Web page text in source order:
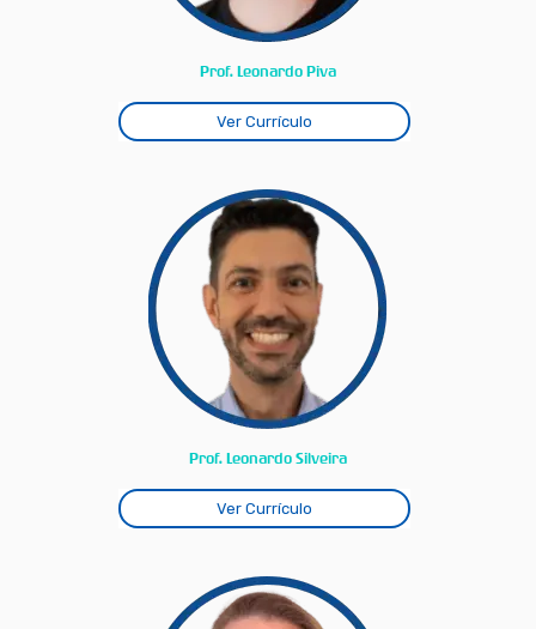
Prof. Leonardo Piva
Ver Currículo
Prof. Leonardo Silveira
Ver Currículo